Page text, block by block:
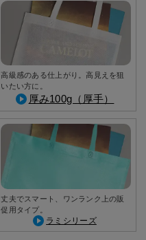
高級感のある仕上がり。高見えを狙
いたい方に。
厚み100g（厚手）
丈夫でスマート、ワンランク上の販
促用タイプ。
ラミシリーズ